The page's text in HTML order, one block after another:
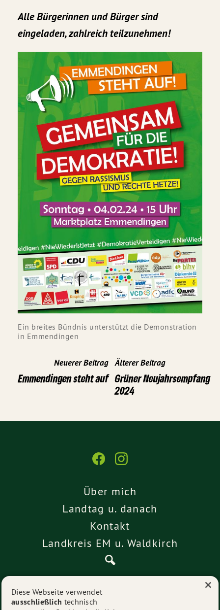
Alle Bürgerinnen und Bürger sind
eingeladen, zahlreich teilzunehmen!
Ein breites Bündnis unterstützt die Demonstration
in Emmendingen
Neuerer Beitrag
Emmendingen steht auf
Älterer Beitrag
Grüner Neujahrsempfang
2024
Über mich
Landtag u. danach
Kontakt
Landkreis EM u. Waldkirch
Impressum
Diese Webseite verwendet
ausschließlich technisch
×